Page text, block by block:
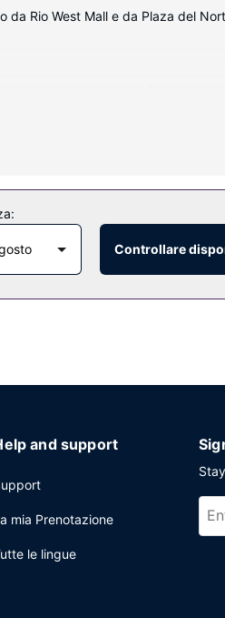
Rio West Mall e da Plaza del
I comfort includono
ore 09:00.
Controllare
and support
mia Prenotazione
le lingue